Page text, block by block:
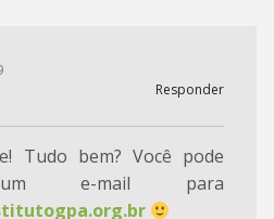
Responder
Tudo bem? Você pode
um e-mail para